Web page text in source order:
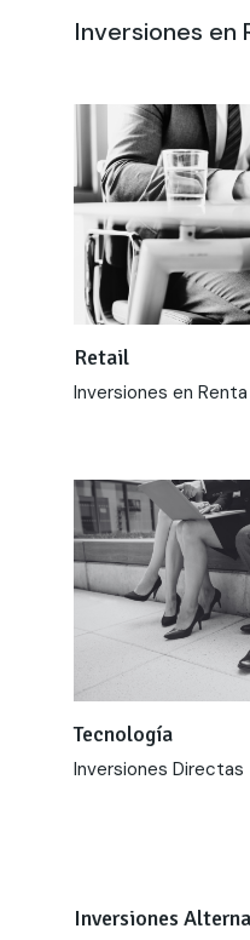
Inversiones en
Retail
Inversiones en
Tecnología
Inversiones Directas
Inversiones